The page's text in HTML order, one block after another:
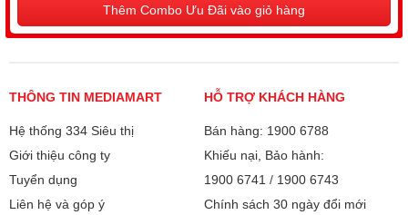
cm
Indonesia
Thêm Combo Ưu Đãi vào giỏ hàng
THÔNG TIN MEDIAMART
Hệ thống 334 Siêu thị
Giới thiệu công ty
Tuyển dụng
Liên hệ và góp ý
HỖ TRỢ KHÁCH HÀNG
Bán hàng: 1900 6788
Khiếu nại, Bảo hành:
1900 6741 / 1900 6743
Chính sách 30 ngày đổi mới